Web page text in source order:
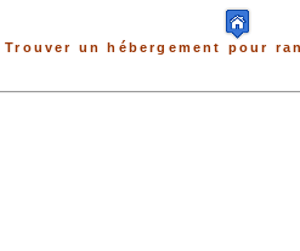
Trouver un hébergement pour